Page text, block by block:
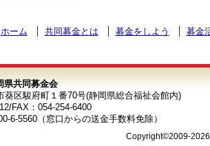
ホーム 共同募金とは 募金をしよう 募金
県共同募金会
葵区駿府町１番70号(静岡県総合福祉会館内)
FAX：054-254-6400
6-5560（窓口からの送金手数料免除）
Copyright©2009-